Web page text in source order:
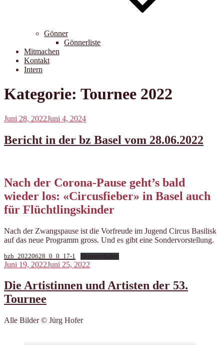
Gönner
Gönnerliste
Mitmachen
Kontakt
Intern
Kategorie: Tournee 2022
Veröffentlicht
Juni 28, 2022Juni 4, 2024
Bericht in der bz Basel vom 28.06.2022
Nach der Corona-Pause geht’s bald
wieder los: «Circusfieber» in Basel auch
für Flüchtlingskinder
Nach der Zwangspause ist die Vorfreude im Jugend Circus Basilisk
auf das neue Programm gross. Und es gibt eine Sondervorstellung.
bzb_20220628_0_0_17-1 Herunterladen
Veröffentlicht
Juni 19, 2022Juni 25, 2022
Die Artistinnen und Artisten der 53.
Tournee
Alle Bilder © Jürg Hofer